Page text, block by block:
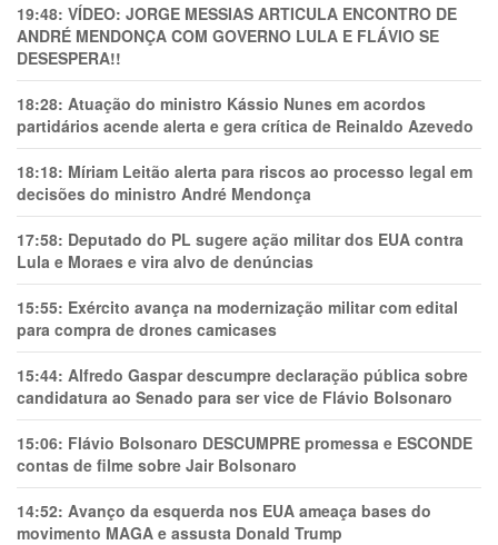
19:48: VÍDEO: JORGE MESSIAS ARTICULA ENCONTRO DE
ANDRÉ MENDONÇA COM GOVERNO LULA E FLÁVIO SE
DESESPERA!!
18:28: Atuação do ministro Kássio Nunes em acordos
partidários acende alerta e gera crítica de Reinaldo Azevedo
18:18: Míriam Leitão alerta para riscos ao processo legal em
decisões do ministro André Mendonça
17:58: Deputado do PL sugere ação militar dos EUA contra
Lula e Moraes e vira alvo de denúncias
15:55: Exército avança na modernização militar com edital
para compra de drones camicases
15:44: Alfredo Gaspar descumpre declaração pública sobre
candidatura ao Senado para ser vice de Flávio Bolsonaro
15:06: Flávio Bolsonaro DESCUMPRE promessa e ESCONDE
contas de filme sobre Jair Bolsonaro
14:52: Avanço da esquerda nos EUA ameaça bases do
movimento MAGA e assusta Donald Trump